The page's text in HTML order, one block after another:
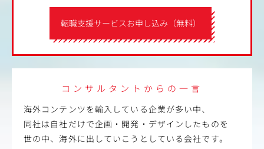
転職支援サービスお申し込み（無料）
コンサルタントからの一言
海外コンテンツを輸入している企業が多い中、
同社は自社だけで企画・開発・デザインしたものを
世の中、海外に出していこうとしている会社です。